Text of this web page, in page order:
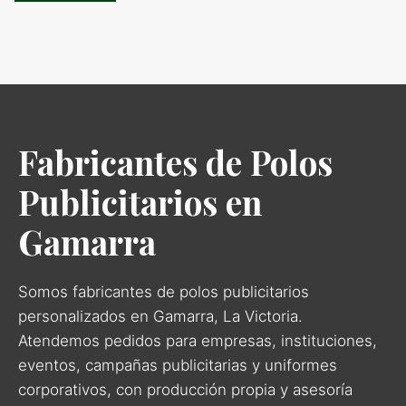
Fabricantes de Polos
Publicitarios en
Gamarra
Somos fabricantes de polos publicitarios
personalizados en Gamarra, La Victoria.
Atendemos pedidos para empresas, instituciones,
eventos, campañas publicitarias y uniformes
corporativos, con producción propia y asesoría